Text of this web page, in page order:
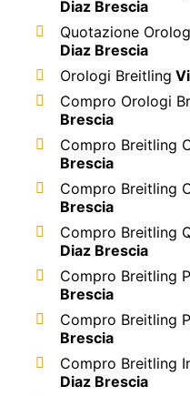
Diaz Brescia
Quotazione
Diaz Brescia
Orologi Breitling
Compro Orologi
Brescia
Compro Breitling
Brescia
Compro Breitling
Brescia
Compro Breitling
Diaz Brescia
Compro Breitling
Brescia
Compro Breitling
Brescia
Compro Breitling
Diaz Brescia